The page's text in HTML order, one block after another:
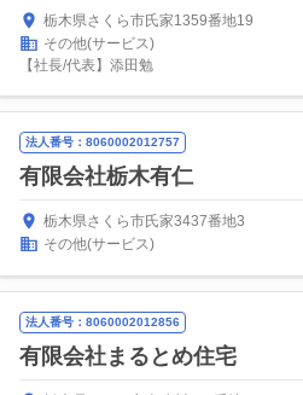
栃木県さくら市氏家1359番地19
その他(サービス)
【社長/代表】添田勉
法人番号：8060002012757
有限会社栃木有仁
栃木県さくら市氏家3437番地3
その他(サービス)
法人番号：8060002012856
有限会社まるとめ住宅